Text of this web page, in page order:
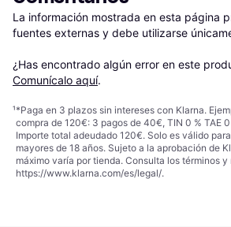
La información mostrada en esta página
fuentes externas y debe utilizarse
¿Has encontrado algún error en este
Comunícalo aquí.
¹*Paga en 3 plazos sin intereses con Klarna.
compra de 120€: 3 pagos de 40€, TIN 0 % TAE
Importe total adeudado 120€. Solo es válido
mayores de 18 años. Sujeto a la aprobación de
máximo varía por tienda. Consulta los términos
https://www.klarna.com/es/legal/.